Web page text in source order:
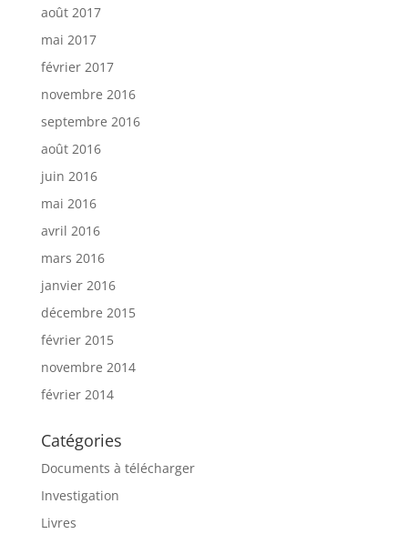
août 2017
mai 2017
février 2017
novembre 2016
septembre 2016
août 2016
juin 2016
mai 2016
avril 2016
mars 2016
janvier 2016
décembre 2015
février 2015
novembre 2014
février 2014
Catégories
Documents à télécharger
Investigation
Livres